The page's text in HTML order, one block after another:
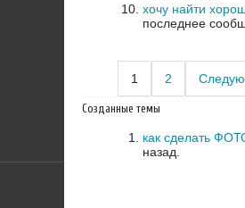
хочу найти
последнее
1 2
Созданные темы
как сделать
назад.